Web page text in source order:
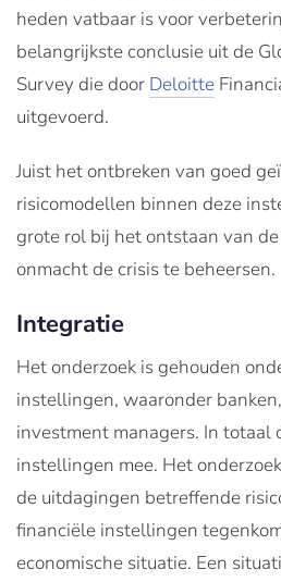
heden vatbaar is voor
belangrijkste conclusie uit de
Survey die door Deloitte
uitgevoerd.
Juist het ontbreken van goed
risicomodellen binnen deze
grote rol bij het ontstaan van
onmacht de crisis te beheersen.
Integratie
Het onderzoek is gehouden
instellingen, waaronder
investment managers. In totaal
instellingen mee. Het
de uitdagingen betreffende
financiële instellingen
economische situatie. Een